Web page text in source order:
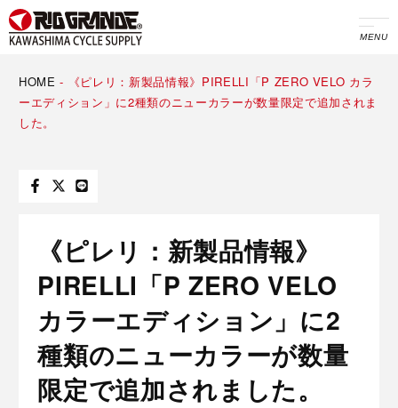
MENU
HOME -
《ピレリ：新製品情報》PIRELLI「P ZERO VELO カラ
ーエディション」に2種類のニューカラーが数量限定で追加されま
した。
《ピレリ：新製品情報》
PIRELLI「P ZERO VELO
カラーエディション」に2
種類のニューカラーが数量
限定で追加されました。